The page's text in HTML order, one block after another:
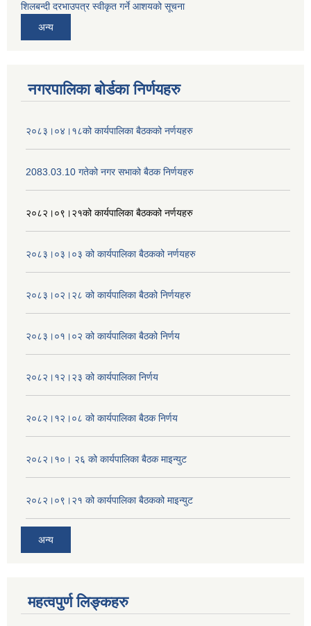
शिलबन्दी दरभाउपत्र स्वीकृत गर्ने आशयको सूचना
अन्य
नगरपालिका बोर्डका निर्णयहरु
२०८३।०४।१८को कार्यपालिका बैठकको नर्णयहरु
2083.03.10 गतेको नगर सभाको बैठक निर्णयहरु
२०८२।०९।२१को कार्यपालिका बैठकको नर्णयहरु
२०८३।०३।०३ को कार्यपालिका बैठकको नर्णयहरु
२०८३।०२।२८ को कार्यपालिका बैठको निर्णयहरु
२०८३।०१।०२ को कार्यपालिका बैठको निर्णय
२०८२।१२।२३ को कार्यपालिका निर्णय
२०८२।१२।०८ को कार्यपालिका बैठक निर्णय
२०८२।१०। २६ को कार्यपालिका बैठक माइन्युट
२०८२।०९।२१ को कार्यपालिका बैठकको माइन्युट
अन्य
महत्वपुर्ण लिङ्कहरु